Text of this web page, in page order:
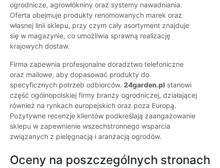
ogrodnicze, agrowłókniny oraz systemy nawadniania.
Oferta obejmuje produkty renomowanych marek oraz
własnej linii sklepu, przy czym cały asortyment znajduje
się w magazynie, co umożliwia sprawną realizację
krajowych dostaw.
Firma zapewnia profesjonalne doradztwo telefoniczne
oraz mailowe, aby dopasować produkty do
specyficznych potrzeb odbiorców. 24garden.pl stanowi
część ogólnopolskiej firmy branży ogrodniczej, działającej
również na rynkach europejskich oraz poza Europą.
Pozytywne recenzje klientów podkreślają zaangażowanie
sklepu w zapewnienie wszechstronnego wsparcia
związanych z pielęgnacją i aranżacją ogrodów.
Oceny na poszczególnych stronach